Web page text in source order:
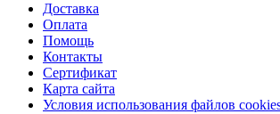
Доставка
Оплата
Помощь
Контакты
Сертификат
Карта сайта
Условия использования файлов